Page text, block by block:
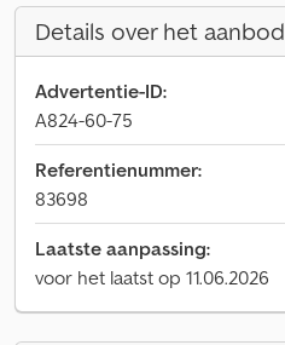
Details over het aanbod
Advertentie-ID:
A824-60-75
Referentienummer:
83698
Laatste aanpassing:
voor het laatst op 11.06.2026